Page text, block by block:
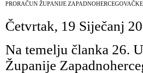
PRORAČUN ŽUPANIJE
Četvrtak, 19 Siječanj
Na temelju članka 26.
Županije